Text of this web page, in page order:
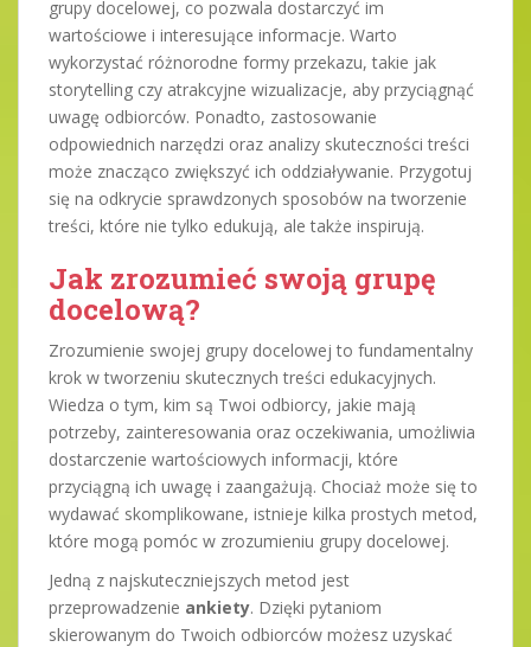
grupy docelowej, co pozwala dostarczyć im
wartościowe i interesujące informacje. Warto
wykorzystać różnorodne formy przekazu, takie jak
storytelling czy atrakcyjne wizualizacje, aby przyciągnąć
uwagę odbiorców. Ponadto, zastosowanie
odpowiednich narzędzi oraz analizy skuteczności treści
może znacząco zwiększyć ich oddziaływanie. Przygotuj
się na odkrycie sprawdzonych sposobów na tworzenie
treści, które nie tylko edukują, ale także inspirują.
Jak zrozumieć swoją grupę
docelową?
Zrozumienie swojej grupy docelowej to fundamentalny
krok w tworzeniu skutecznych treści edukacyjnych.
Wiedza o tym, kim są Twoi odbiorcy, jakie mają
potrzeby, zainteresowania oraz oczekiwania, umożliwia
dostarczenie wartościowych informacji, które
przyciągną ich uwagę i zaangażują. Chociaż może się to
wydawać skomplikowane, istnieje kilka prostych metod,
które mogą pomóc w zrozumieniu grupy docelowej.
Jedną z najskuteczniejszych metod jest
przeprowadzenie ankiety. Dzięki pytaniom
skierowanym do Twoich odbiorców możesz uzyskać